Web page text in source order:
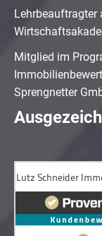
Lehrbeauftragter
Mitglied im
Sprengnetter